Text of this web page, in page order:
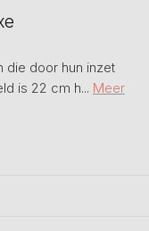
die door hun inzet
is 22 cm h... Meer